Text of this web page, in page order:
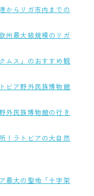
からリガ市内までの
州最大級規模のリガ
ムス」のおすすめ観
ビア野外民族博物館
外民族博物館の行き
！ラトビアの大自然
最大の聖地「十字架